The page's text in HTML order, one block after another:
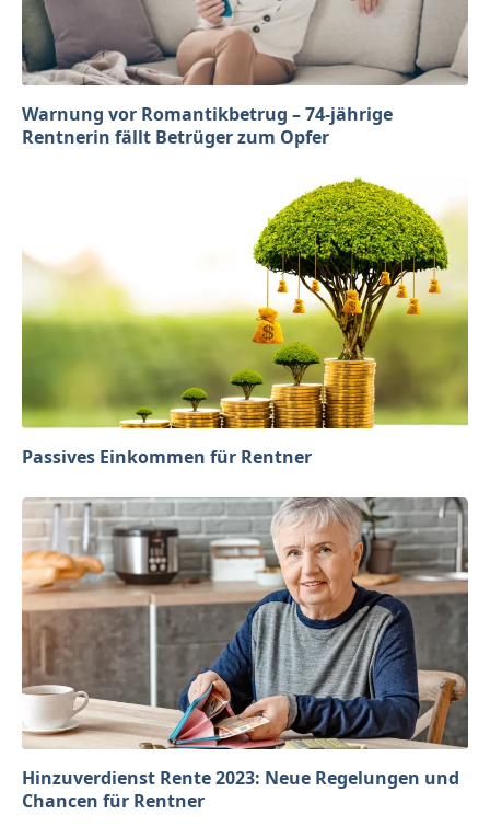
Warnung vor Romantikbetrug – 74-jährige
Rentnerin fällt Betrüger zum Opfer
Passives Einkommen für Rentner
Hinzuverdienst Rente 2023: Neue Regelungen und
Chancen für Rentner